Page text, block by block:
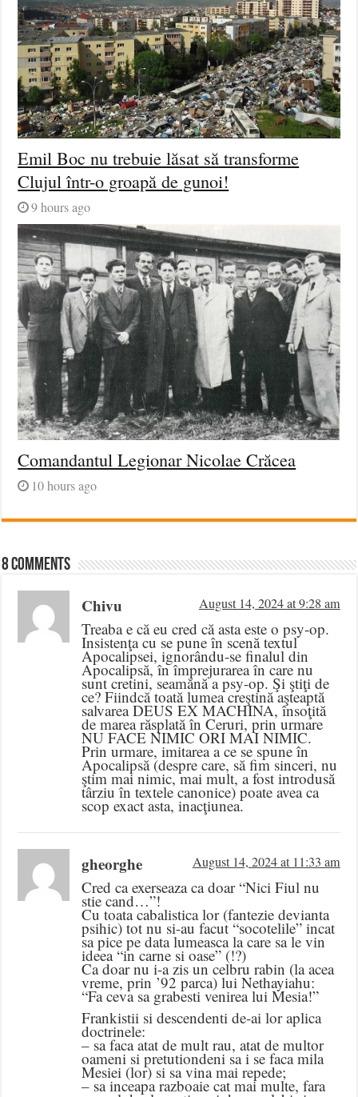
Emil Boc nu trebuie lăsat să transforme
Clujul într-o groapă de gunoi!
9 hours ago
Comandantul Legionar Nicolae Crăcea
10 hours ago
8 comments
Chivu August 14, 2024 at 9:28 am
Treaba e că eu cred că asta este o psy-op.
Insistenţa cu se pune în scenă textul
Apocalipsei, ignorându-se finalul din
Apocalipsă, în împrejurarea în care nu
sunt cretini, seamănă a psy-op. Şi ştiţi de
ce? Fiindcă toată lumea creştină aşteaptă
salvarea DEUS EX MACHINA, însoţită
de marea răsplată în Ceruri, prin urmare
NU FACE NIMIC ORI MAI NIMIC.
Prin urmare, imitarea a ce se spune în
Apocalipsă (despre care, să fim sinceri, nu
ştim mai nimic, mai mult, a fost introdusă
târziu în textele canonice) poate avea ca
scop exact asta, inacţiunea.
gheorghe August 14, 2024 at 11:33 am
Cred ca exerseaza ca doar “Nici Fiul nu
stie cand…”!
Cu toata cabalistica lor (fantezie devianta
psihic) tot nu si-au facut “socotelile” incat
sa pice pe data lumeasca la care sa le vin
ideea “in carne si oase” (!?)
Ca doar nu i-a zis un celbru rabin (la acea
vreme, prin ’92 parca) lui Nethayiahu:
“Fa ceva sa grabesti venirea lui Mesia!”
Frankistii si descendenti de-ai lor aplica
doctrinele:
– sa faca atat de mult rau, atat de multor
oameni si pretutiondeni sa i se faca mila
Mesiei (lor) si sa vina mai repede;
– sa inceapa razboaie cat mai multe, fara